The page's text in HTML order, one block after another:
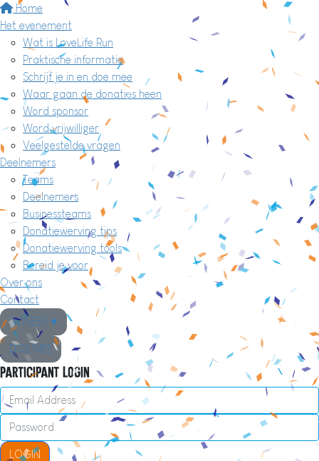
Home
Het evenement
Wat is LoveLife Run
Praktische informatie
Schrijf je in en doe mee
Waar gaan de donaties heen
Word sponsor
Word vrijwilliger
Veelgestelde vragen
Deelnemers
Teams
Deelnemers
Businessteams
Donatiewerving tips
Donatiewerving tools
Bereid je voor
Over ons
Contact
DONEER ♥
DOE MEE
Participant Login
LOGIN